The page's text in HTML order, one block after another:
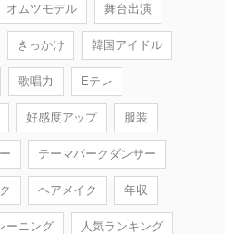
オムツモデル 舞台出演
きっかけ 韓国アイドル
歌唱力 Eテレ
好感度アップ 服装
テーマパークダンサー
ヘアメイク 年収
ーニング 人気ランキング